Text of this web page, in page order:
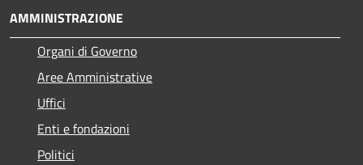
AMMINISTRAZIONE
Organi di Governo
Aree Amministrative
Uffici
Enti e fondazioni
Politici